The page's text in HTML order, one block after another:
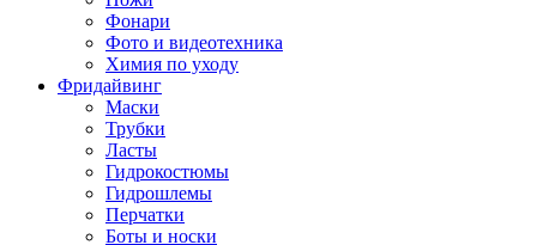
Фонари
Фото и видеотехника
Химия по уходу
Фридайвинг
Маски
Трубки
Ласты
Гидрокостюмы
Гидрошлемы
Перчатки
Боты и носки